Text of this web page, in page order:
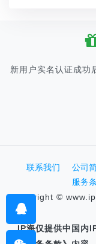
新用户实名认证成功
联系我们 公司
服务
Copyright ©
IP海仅提供中国内